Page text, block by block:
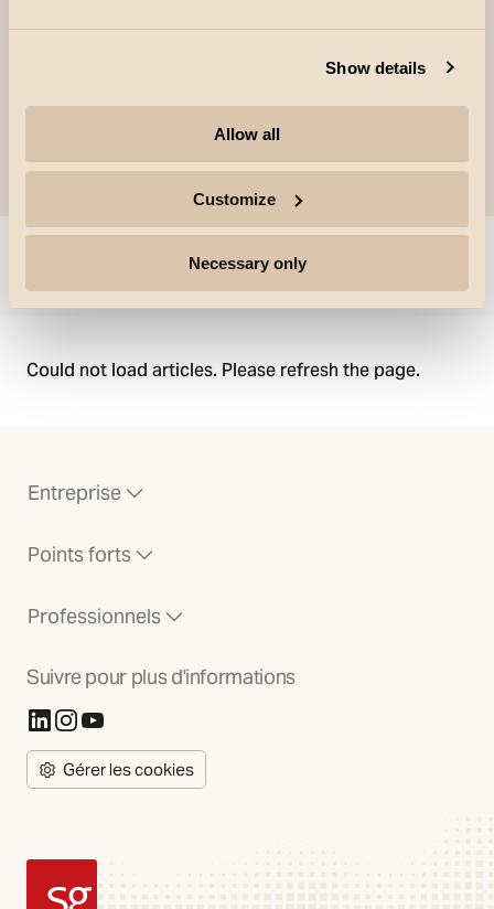
Show details
Allow all
Customize
Necessary only
accessoire.
Aller à
Could not load articles. Please refresh the page.
Entreprise
Points forts
Professionnels
Suivre pour plus d'informations
(S'ouvre dans un nouvel onglet)
(S'ouvre dans un nouvel onglet)
(S'ouvre dans un nouvel onglet)
Gérer les cookies